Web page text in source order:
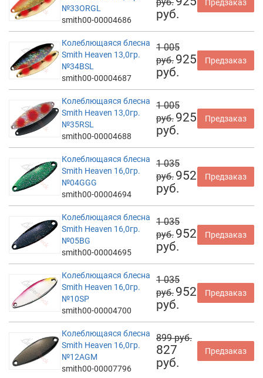
№33ORGL
smith00-00004686
руб.
Предзаказ
Колеблющаяся блесна
Smith Heaven 13,0гр.
№34BSL
smith00-00004687
1 005
руб. 925
руб.
Предзаказ
Колеблющаяся блесна
Smith Heaven 13,0гр.
№35RSL
smith00-00004688
1 005
руб. 925
руб.
Предзаказ
Колеблющаяся блесна
Smith Heaven 16,0гр.
№04GGG
smith00-00004694
1 035
руб. 952
руб.
Предзаказ
Колеблющаяся блесна
Smith Heaven 16,0гр.
№05BG
smith00-00004695
1 035
руб. 952
руб.
Предзаказ
Колеблющаяся блесна
Smith Heaven 16,0гр.
№10SP
smith00-00004700
1 035
руб. 952
руб.
Предзаказ
Колеблющаяся блесна
Smith Heaven 16,0гр.
№12AGM
smith00-00007796
899 руб.
827
руб.
Предзаказ